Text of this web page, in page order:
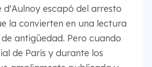
escapó del arresto
la convierten en una lectura
antigüedad. Pero cuando
de París y durante los